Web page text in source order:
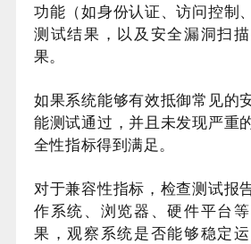
功能（如身份认证、访问控制
测试结果，以及安全漏洞扫
果。
如果系统能够有效抵御常见的
能测试通过，并且未发现严重
全性指标得到满足。
对于兼容性指标，检查测试报
作系统、浏览器、硬件平台
果，观察系统是否能够稳定